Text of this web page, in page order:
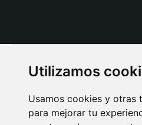
Utilizamos
Usamos cookies y otras
para mejorar tu